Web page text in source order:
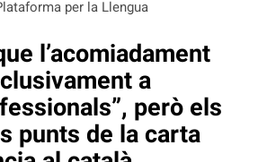
per la Llengua
l’acomiadament
a
però els
punts de la carta